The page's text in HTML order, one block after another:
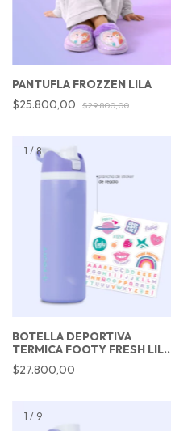
PANTUFLA FROZZEN LILA
$25.800,00
$29.800,00
1 /8
BOTELLA DEPORTIVA
TERMICA FOOTY FRESH LILA
700ML
$27.800,00
1 / 9